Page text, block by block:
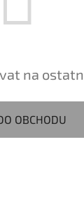
na
OBCHODU